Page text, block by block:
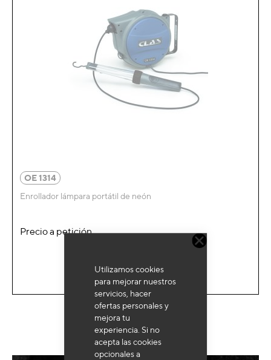
Utilizamos cookies
para mejorar nuestros
servicios, hacer
ofertas personales y
mejora tu
experiencia. Si no
acepta las cookies
opcionales a
OE 1314
Enrollador lámpara portátil de neón
Precio a petición